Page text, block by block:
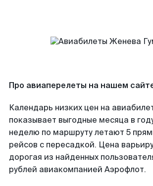
Про авиаперелеты на нашем
Календарь низких цен на
показывает выгодные месяца в
неделю по маршруту летают 5
рейсов с пересадкой. Цена
дорогая из найденных
рублей авиакомпанией Аэрофлот.